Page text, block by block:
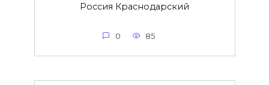
Россия Краснодарский
0 85